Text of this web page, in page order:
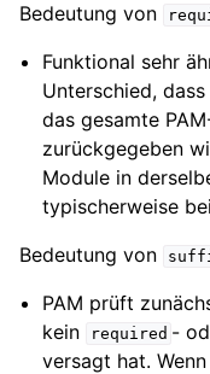
Bedeutung von
Funktional sehr
Unterschied,
das gesamte
zurückgegeben
Module in
typischerweise
Bedeutung von
PAM prüft
kein
required -
versagt hat.